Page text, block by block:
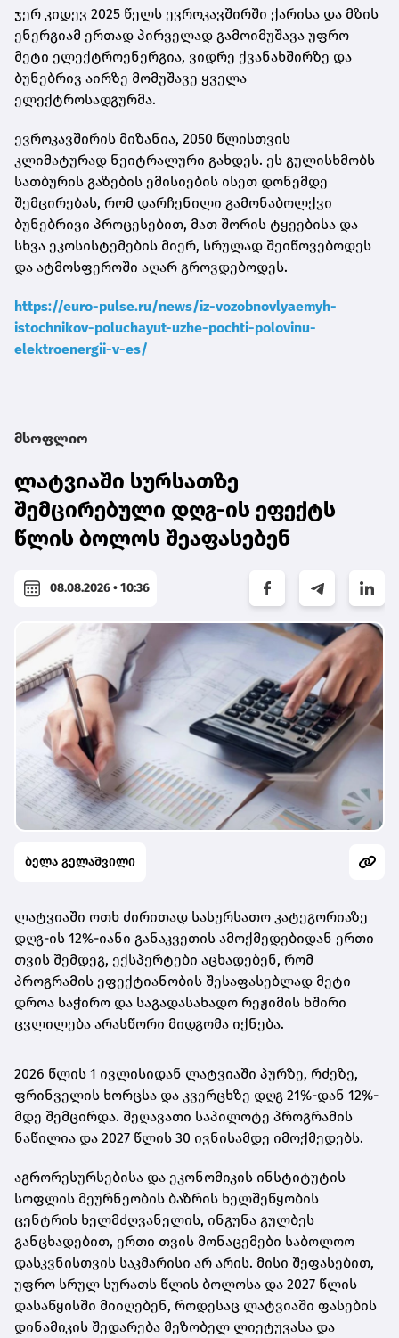
ჯერ კიდევ 2025 წელს ევროკავშირში ქარისა და მზის
ენერგიამ ერთად პირველად გამოიმუშავა უფრო
მეტი ელექტროენერგია, ვიდრე ქვანახშირზე და
ბუნებრივ აირზე მომუშავე ყველა
ელექტროსადგურმა.
ევროკავშირის მიზანია, 2050 წლისთვის
კლიმატურად ნეიტრალური გახდეს. ეს გულისხმობს
სათბურის გაზების ემისიების ისეთ დონემდე
შემცირებას, რომ დარჩენილი გამონაბოლქვი
ბუნებრივი პროცესებით, მათ შორის ტყეებისა და
სხვა ეკოსისტემების მიერ, სრულად შეიწოვებოდეს
და ატმოსფეროში აღარ გროვდებოდეს.
https://euro-pulse.ru/news/iz-vozobnovlyaemyh-
istochnikov-poluchayut-uzhe-pochti-polovinu-
elektroenergii-v-es/
მსოფლიო
ლატვიაში სურსათზე
შემცირებული დღგ-ის ეფექტს
წლის ბოლოს შეაფასებენ
08.08.2026 • 10:36
ბელა გელაშვილი
ლატვიაში ოთხ ძირითად სასურსათო კატეგორიაზე
დღგ-ის 12%-იანი განაკვეთის ამოქმედებიდან ერთი
თვის შემდეგ, ექსპერტები აცხადებენ, რომ
პროგრამის ეფექტიანობის შესაფასებლად მეტი
დროა საჭირო და საგადასახადო რეჟიმის ხშირი
ცვლილება არასწორი მიდგომა იქნება.
2026 წლის 1 ივლისიდან ლატვიაში პურზე, რძეზე,
ფრინველის ხორცსა და კვერცხზე დღგ 21%-დან 12%-
მდე შემცირდა. შეღავათი საპილოტე პროგრამის
ნაწილია და 2027 წლის 30 ივნისამდე იმოქმედებს.
აგრორესურსებისა და ეკონომიკის ინსტიტუტის
სოფლის მეურნეობის ბაზრის ხელშეწყობის
ცენტრის ხელმძღვანელის, ინგუნა გულბეს
განცხადებით, ერთი თვის მონაცემები საბოლოო
დასკვნისთვის საკმარისი არ არის. მისი შეფასებით,
უფრო სრულ სურათს წლის ბოლოსა და 2027 წლის
დასაწყისში მიიღებენ, როდესაც ლატვიაში ფასების
დინამიკის შედარება მეზობელ ლიეტუვასა და